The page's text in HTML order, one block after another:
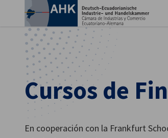
Cursos de
En cooperación con la Frankfurt